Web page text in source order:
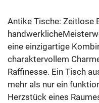
Antike Tische: Zeitlose
eine einzigartige
charaktervollem
Raffinesse. Ein Tisch
mehr als nur ein
Herzstück eines